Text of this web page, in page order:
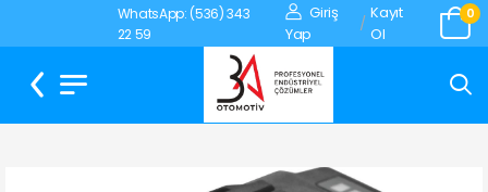
WhatsApp: (536) 343
22 59
Giriş
Yap
/
Kayıt
Ol
0